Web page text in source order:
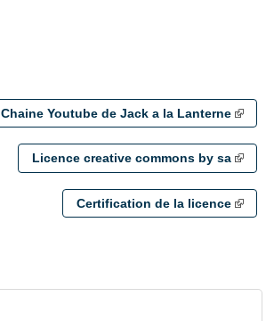
Chaine Youtube de Jack a la Lanterne
Licence creative commons by sa
Certification de la licence